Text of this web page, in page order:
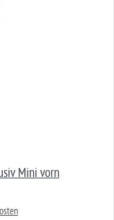
Mini vorn